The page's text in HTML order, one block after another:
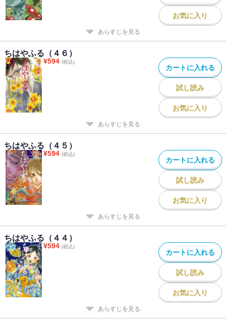
お気に入り
あらすじを見る
ちはやふる（４６）
¥594 (税込)
カートに入れる
試し読み
お気に入り
あらすじを見る
ちはやふる（４５）
¥594 (税込)
カートに入れる
試し読み
お気に入り
あらすじを見る
ちはやふる（４４）
¥594 (税込)
カートに入れる
試し読み
お気に入り
あらすじを見る